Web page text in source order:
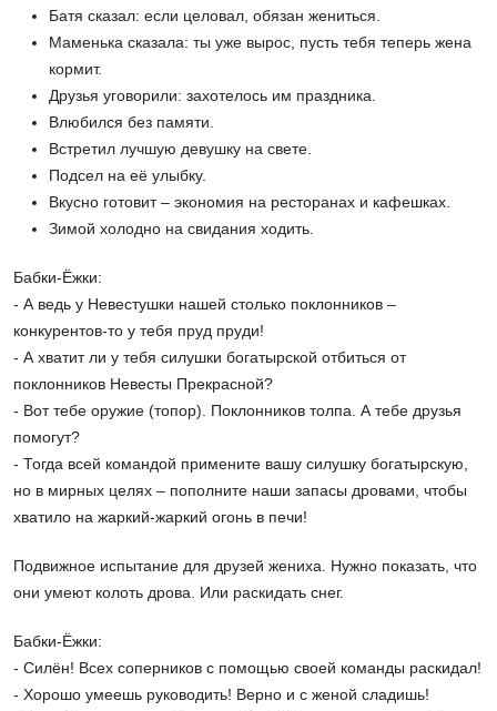
Батя сказал: если целовал, обязан жениться.
Маменька сказала: ты уже вырос, пусть тебя теперь жена
кормит.
Друзья уговорили: захотелось им праздника.
Влюбился без памяти.
Встретил лучшую девушку на свете.
Подсел на её улыбку.
Вкусно готовит – экономия на ресторанах и кафешках.
Зимой холодно на свидания ходить.
Бабки-Ёжки:
- А ведь у Невестушки нашей столько поклонников –
конкурентов-то у тебя пруд пруди!
- А хватит ли у тебя силушки богатырской отбиться от
поклонников Невесты Прекрасной?
- Вот тебе оружие (топор). Поклонников толпа. А тебе друзья
помогут?
- Тогда всей командой примените вашу силушку богатырскую,
но в мирных целях – пополните наши запасы дровами, чтобы
хватило на жаркий-жаркий огонь в печи!
Подвижное испытание для друзей жениха. Нужно показать, что
они умеют колоть дрова. Или раскидать снег.
Бабки-Ёжки:
- Силён! Всех соперников с помощью своей команды раскидал!
- Хорошо умеешь руководить! Верно и с женой сладишь!